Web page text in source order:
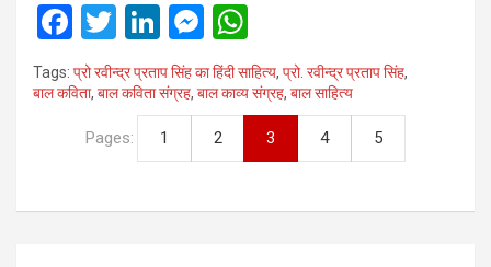
F
a
ce
b
T
wi
tt
er
Li
n
ke
dI
n
M
es
se
n
g
h
at
s
A
Tags: प्रो रवीन्‍द्र प्रताप सिंह का हिंदी साहित्‍य, प्रो. रवीन्‍द्र प्रताप सिंह,
बाल कविता, बाल कविता संग्रह, बाल काव्‍य संग्रह, बाल साहित्‍य
Pages: 1 2 3 4 5